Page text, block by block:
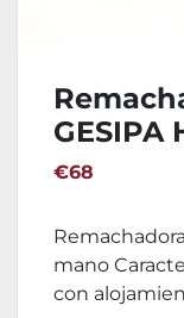
GESIPA
€68
mano
con